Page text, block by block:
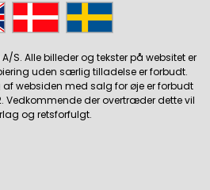
S. Alle billeder og tekster på websitet er
uden særlig tilladelse er forbudt.
websiden med salg for øje er forbudt
Vedkommende der overtræder dette vil
og retsforfulgt.